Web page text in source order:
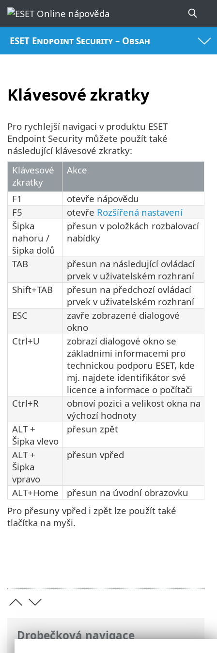
ESET Endpoint Security – Obsah
Klávesové zkratky
Drobečková navigace
Pro rychlejší navigaci v produktu ESET
Endpoint Security můžete použít také
následující klávesové zkratky:
Klávesové
zkratky
Akce
F1
otevře nápovědu
F5
otevře Rozšířená nastavení
Šipka
nahoru /
šipka dolů
přesun v položkách rozbalovací
nabídky
TAB
přesun na následující ovládací
prvek v uživatelském rozhraní
Shift+TAB
přesun na předchozí ovládací
prvek v uživatelském rozhraní
ESC
zavře zobrazené dialogové
okno
Ctrl+U
zobrazí dialogové okno se
základními informacemi pro
technickou podporu ESET, kde
mj. najdete identifikátor své
licence a informace o počítači
Ctrl+R
obnoví pozici a velikost okna na
výchozí hodnoty
ALT +
Šipka vlevo
přesun zpět
ALT +
Šipka
vpravo
přesun vpřed
ALT+Home
přesun na úvodní obrazovku
Pro přesuny vpřed i zpět lze použít také
tlačítka na myši.